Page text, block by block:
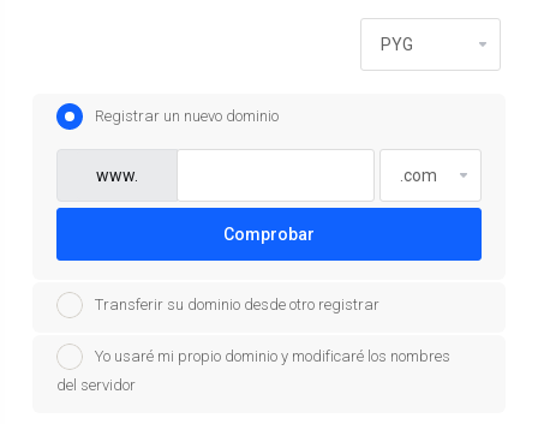
Registrar un nuevo dominio
www.
Comprobar
Transferir su dominio desde otro registrar
Yo usaré mi propio dominio y modificaré los nombres
del servidor